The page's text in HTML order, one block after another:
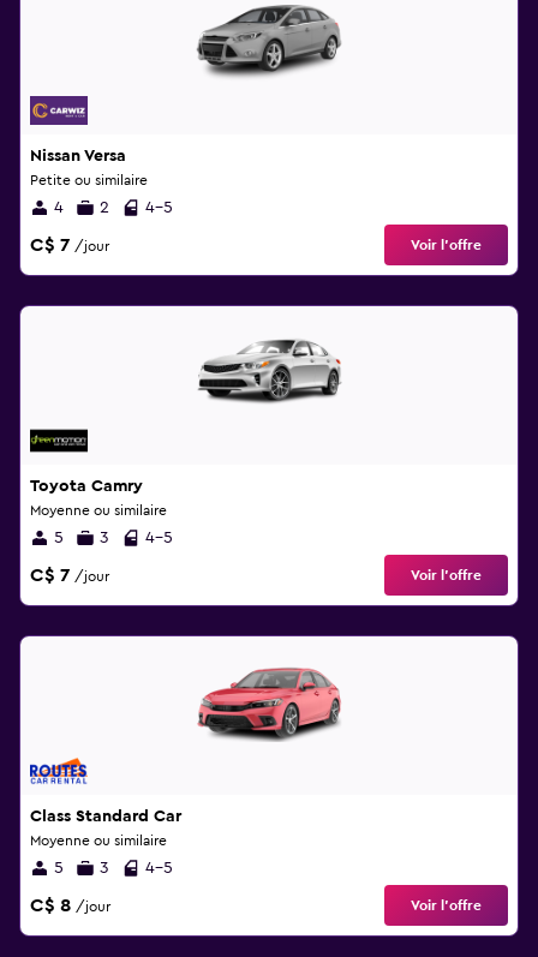
Nissan Versa
Petite ou similaire
4 2 4-5
C$ 7 /jour Voir l’offre
Toyota Camry
Moyenne ou similaire
5 3 4-5
C$ 7 /jour Voir l’offre
Class Standard Car
Moyenne ou similaire
5 3 4-5
C$ 8 /jour Voir l’offre